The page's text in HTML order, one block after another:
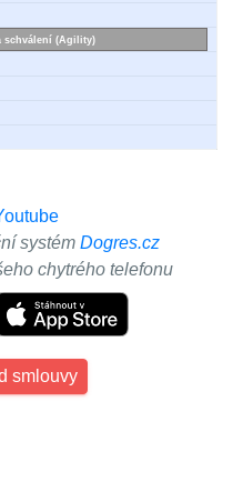
schválení (Agility)
systém Dogres.cz
chytrého telefonu
smlouvy